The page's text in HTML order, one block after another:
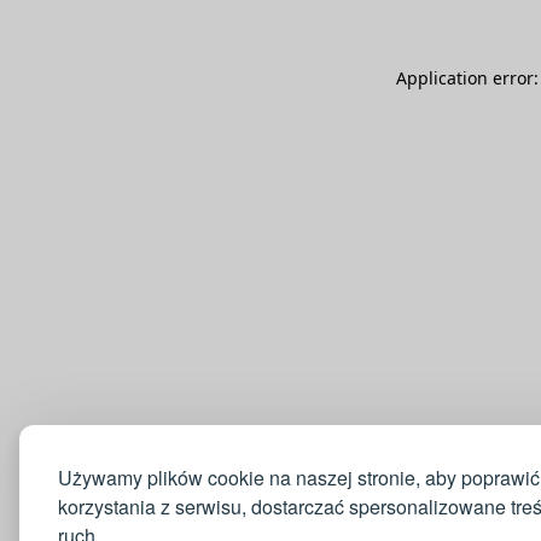
Używamy plików cookie na naszej stronie, aby
korzystania z serwisu, dostarczać spersonalizowane
Application